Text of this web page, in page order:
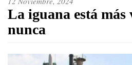
La iguana está más
nunca